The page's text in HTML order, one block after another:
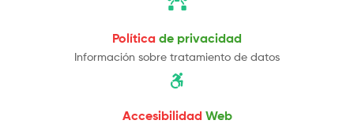
Política de privacidad
Información sobre tratamiento de datos
Accesibilidad Web